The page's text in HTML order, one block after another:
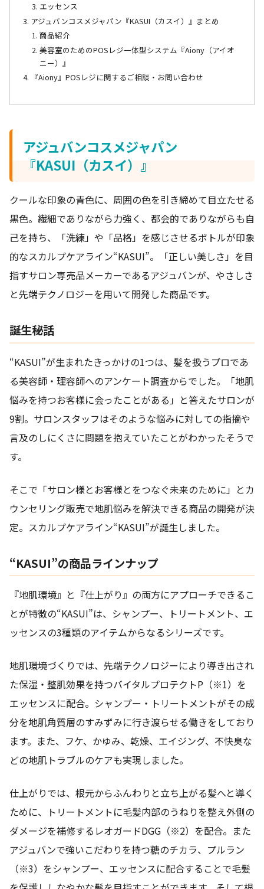
エッセンス
アジュバンコスメジャパン『KASUI（カスイ）』まとめ
商品紹介
美容室のためのPOSレジ一体型システム『Aiony（アイオ
ニー）』
『Aiony』POSレジに関するご相談・お問い合わせ
アジュバンコスメジャパン
『KASUI（カスイ）』
クールな印象の青色に、周囲の色を引き締めて目立たせる
黒色。繊細でありながら力強く、都会的でありながらも自
己を持ち、「洗練」や「品格」を感じさせるボトルが印象
的なスカルプケアライン“KASUI”。「正しい美しさ」を目
指すサロン専売品メーカーであるアジュバンが、やさしさ
と先端テクノロジーを用いて開発した商品です。
誕生秘話
“KASUI”が生まれたきっかけの1つは、髪を扱うプロであ
る美容師・理容師へのアンケート調査からでした。「地肌
悩みを持つお客様に会ったことがある」と答えたサロンが
9割。サロンスタッフはそのような悩みに対しての指摘や
言及のしにくさに問題を抱えていたことがわかったそうで
す。
そこで「サロン様とお客様とをつなぐ未来のために」とカ
ウンセリング販売で地肌悩みを解決できる商品の開発が決
定。スカルプケアライン“KASUI”が誕生しました。
“KASUI”の商品ラインナップ
『地肌環境』と『仕上がり』の両方にアプローチできるこ
とが特徴の“KASUI”は、シャンプー、トリートメント、エ
ッセンスの3種類のアイテムからなるシリーズです。
地肌環境づくりでは、先端テクノロジーにより導き出され
た保湿・整肌効果を持つバイタルプロテクトP（※1）を
エッセンスに配合。シャンプー・トリートメントがその成
分を地肌角質層のすみずみに行き渡らせる働きをしており
ます。また、フケ、かゆみ、乾燥、エイジング、不快臭な
どの地肌トラブルのケアも実現しました。
仕上がりでは、根元からふんわりと立ち上がる髪へと導く
ために、トリートメントに毛髪内部のうねりを整え外側の
ダメージを補修するレオガードDGG（※2）を配合。また
アジュバンで強いこだわりを持つ糖のチカラ、プルラン
（※3）をシャンプー、エッセンスに配合することで毛髪